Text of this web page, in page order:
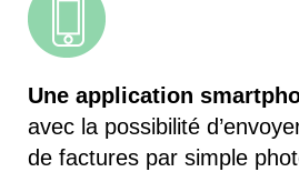
Une application
avec la possibilité
de factures par simple